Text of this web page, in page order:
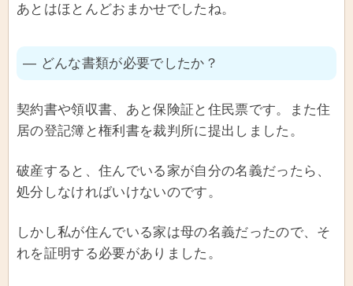
あとはほとんどおまかせでしたね。
― どんな書類が必要でしたか？
契約書や領収書、あと保険証と住民票です。また住
居の登記簿と権利書を裁判所に提出しました。
破産すると、住んでいる家が自分の名義だったら、
処分しなければいけないのです。
しかし私が住んでいる家は母の名義だったので、そ
れを証明する必要がありました。